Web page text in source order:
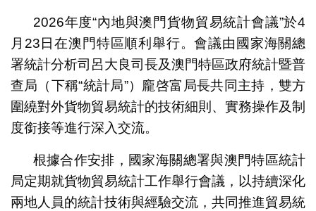
2026年度“內地與澳門貨物貿易統計會議”於4
月23日在澳門特區順利舉行。會議由國家海關總
署統計分析司呂大良司長及澳門特區政府統計暨普
查局（下稱“統計局”）龐啓富局長共同主持，雙方
圍繞對外貨物貿易統計的技術細則、實務操作及制
度銜接等進行深入交流。
根據合作安排，國家海關總署與澳門特區統計
局定期就貨物貿易統計工作舉行會議，以持續深化
兩地人員的統計技術與經驗交流，共同推進貿易統